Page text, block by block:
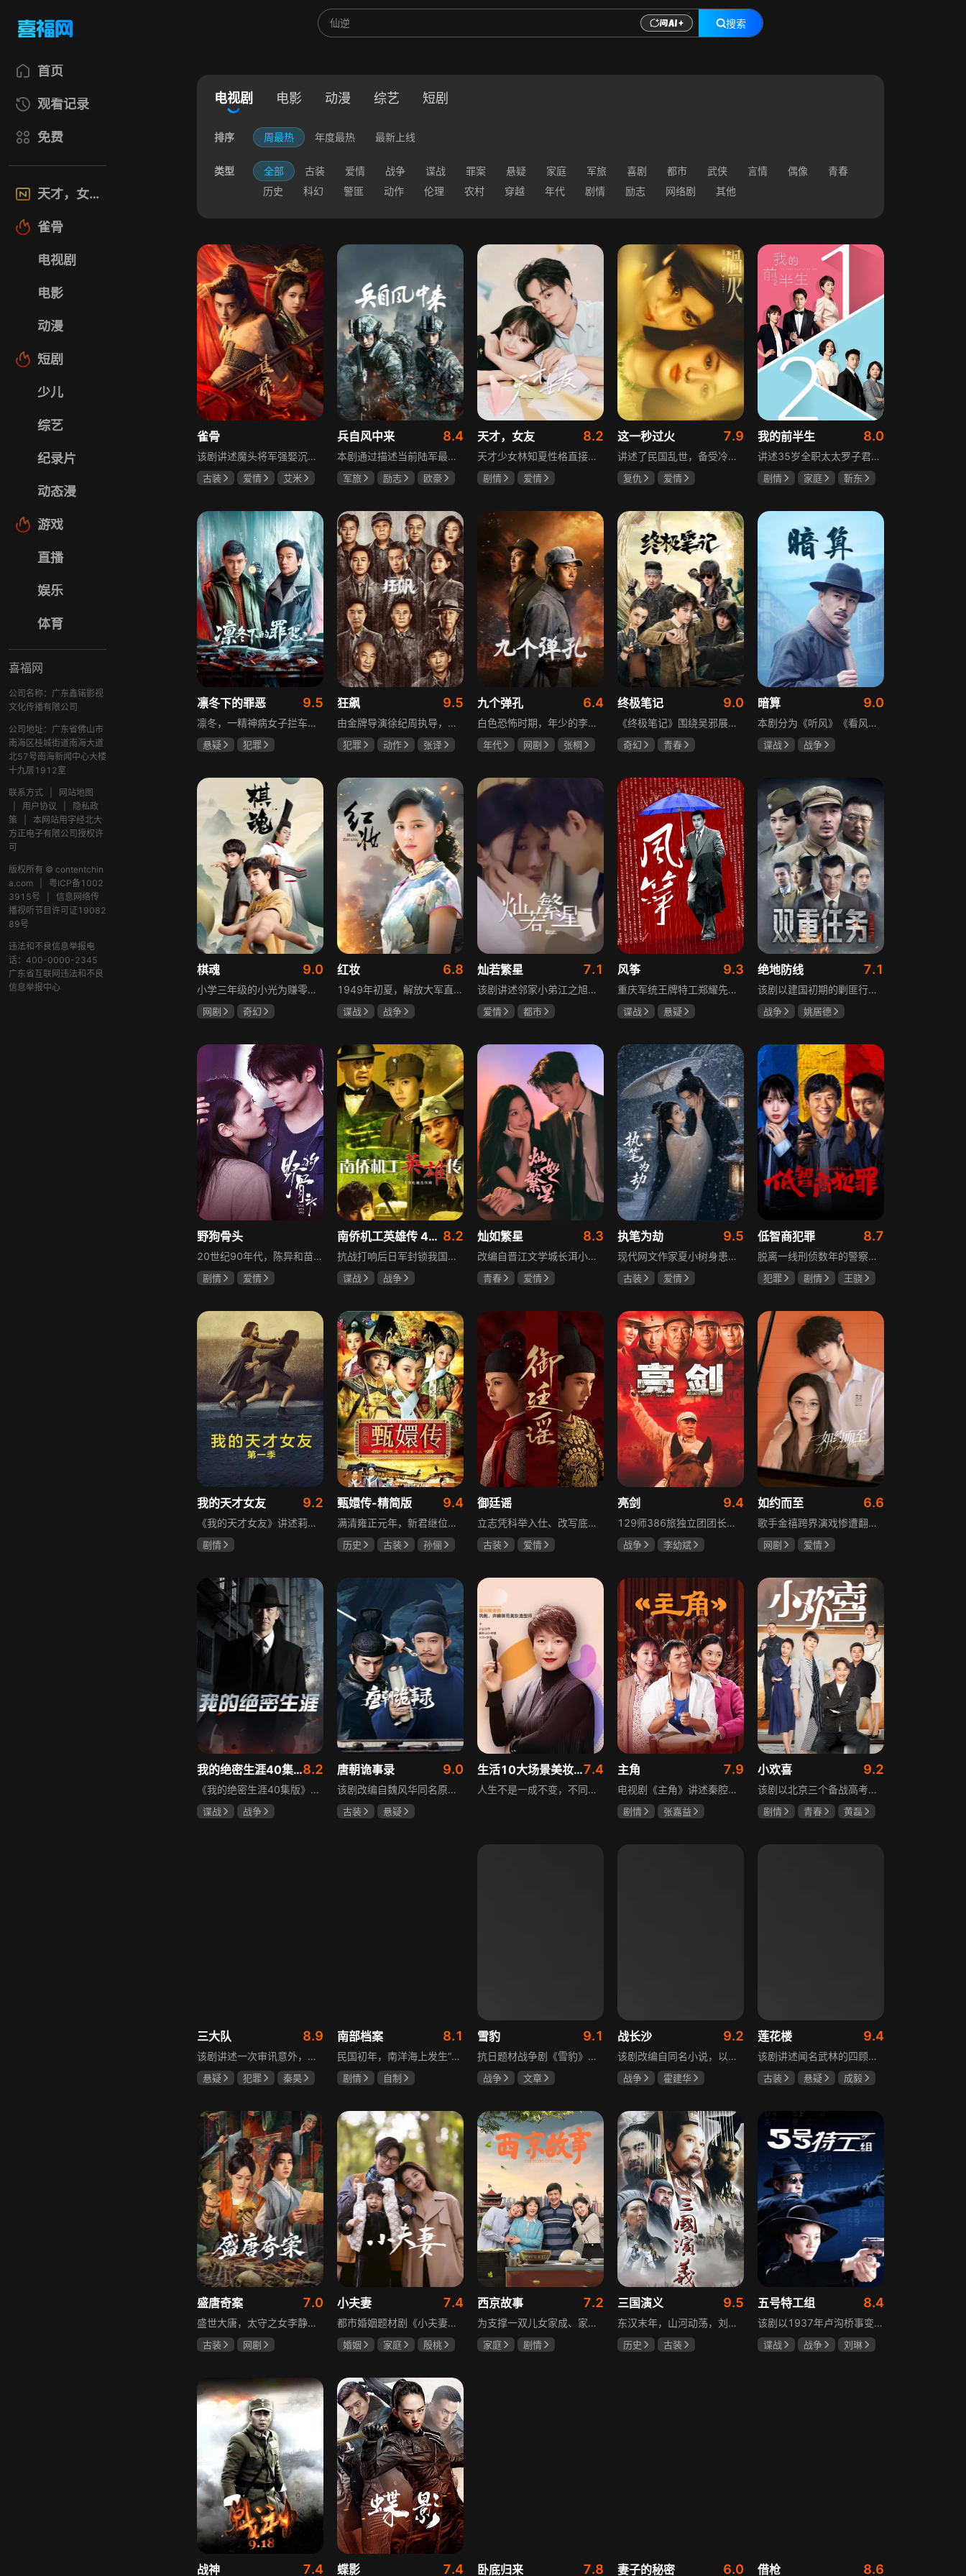
搜索
首页
观看记录
免费
天才，女友
雀骨
电视剧
电影
动漫
短剧
少儿
综艺
纪录片
动态漫
游戏
直播
娱乐
体育
喜福网
公司名称：广东鑫锘影视
文化传播有限公司
公司地址：广东省佛山市
南海区桂城街道南海大道
北57号南海新闻中心大楼
十九层1912室
联系方式
网站地图
用户协议
隐私政
策
本网站用字经北大
方正电子有限公司授权许
可
版权所有 © contentchin
a.com
粤ICP备1002
3915号
信息网络传
播视听节目许可证19082
89号
违法和不良信息举报电
话：400-0000-2345
广东省互联网违法和不良
信息举报中心
电视剧 电影 动漫 综艺 短剧
排序 周最热 年度最热 最新上线
类型 全部 古装 爱情 战争 谍战 罪案 悬疑 家庭 军旅 喜剧 都市 武侠 言情 偶像
青春
历史
科幻 警匪 动作 伦理 农村 穿越 年代 剧情 励志 网络剧 其他
雀骨
该剧讲述魔头将军强娶沉迷机关术的财迷假千金，两人从契约夫妻起步，在生死局中互扒马甲，爱意与杀意交织共生。过程中他们揭露朝堂阴谋，破解生死乱局，最终共同守护家国太平，融合了权谋、爱情、冒险等多重元素，情节跌宕起伏。
古装 爱情
艾米
兵自风中来 8.4
本剧通过描述当前陆军最具新型作战特色的特战、空突、侦察、信息等代表性兵种的官兵练兵备战，在历次实战演习中磨砺意志技能、逐渐形成新质作战能力等故事，反映了某集团军党委坚决落实习主席新时代强军思想，着眼打造一流陆军，谋划转型，大力推进战斗力建设的历史担当，浓缩了陆军官兵改革面前备战打仗矢志强军的铁血追求、展现了新时代陆军官兵积极投身军队转型的全新风貌，是一部融合备战打仗、青春成长励志、英雄主义传承，同时将军人荣誉、使命、爱情熔为一炉的军事题材正能量大剧。
军旅 励志
欧豪
天才，女友 8.2
天才少女林知夏性格直接、不善交际，从小没有好友。考入省一中后，她因解题比拼与性格阳光的学霸江逾白相识并成为同桌。作为社交达人的江逾白帮林知夏融入集体交到汤婷婷、段启言、沈负暄、金百慧等朋友，林知夏为表达感谢帮他补习功课，两人渐渐从竞争走向互助，最终成为最好的朋友。俩人还一同解决同学被骗、一起参加社团活动与省数学竞赛，在这个过程中，江逾白对林知夏感情渐深，但只把爱意埋在心里。林知夏被保送复旦后，江逾白准备在毕业之旅对她告白，却因母亲卷入诈骗案而遗憾离开，俩人最终能否冲破阻碍走到一起
剧情
爱情
这一秒过火 7.9
讲述了民国乱世，备受冷眼的世家少爷慕容清峄与饱受苦难的复仇孤女任素素阴差阳错结缘相识，却因误会含恨而别。两人再重逢，却身份错位，陷入爱恨交织的极限拉扯中。二人历经世事波折与生离死别，最后携手直面乱世危局。
复仇
爱情
我的前半生 8.0
讲述35岁全职太太罗子君因丈夫突然离婚陷入人生谷底，带孩子闯入社会，从安逸走向落魄。贺涵作为事业有成的精英，平静生活被罗子君打破，需应对各类突发状况。生活逼迫罗子君重拾骨气，贺涵也收获温暖，二人历经波折，罗子君实现自我成长，贺涵也找到人生新方向，展现都市女性蜕变与情感纠葛。
剧情 家庭
靳东
凛冬下的罪恶 9.5
凛冬，一精神病女子拦车报案，称丈夫杀人，刑警沈栋梁吴红兵由此揭开系列碎尸案真相。然而风浪未平，储蓄所抢劫杀人案，少女失踪案，流窜抢车案接连发生，沈栋梁与吴红兵追凶之际，竟牵出改变二人命运的人性悲剧。
悬疑
犯罪
狂飙 9.5
由金牌导演徐纪周执导，张译、张颂文、李一桐、张志坚、吴刚领衔主演，倪大红、韩童生、李建义特邀主演的中央政法委重点项目。一部扫黑除恶坚决斗争的回忆录，横跨20年的群像叙事全景式展现时代变迁下的黑白较量与复杂人性。
犯罪 动作
张译
九个弹孔 6.4
白色恐怖时期，年少的李智信家破人亡后投身革命武装，因作战有勇有谋获“小狼崽子”绰号。他长期率部孤悬敌后，与日寇、反动派对决，多次负伤仍不改初心。凭借坚韧意志，他从游击队员成长为新四军干部、解放军司令员，身上的九个弹孔是他践行革命誓言、见证成长的勋章。
年代 网剧
张桐
终极笔记 9.0
《终极笔记》围绕吴邪展开，他因好奇三叔经历，历险归来收神秘录像带后卷入阴谋，只身闯格尔木疗养院偶遇张起灵等六人组队，在西王母宫发现陨玉，却遇三叔失踪、张起灵失忆。众人寻记忆探张家古楼，因裘德考介入受阻，后联手霍老太再探遭意外，谜团未解，吴邪被迫伪装成三叔，剧情充满冒险与悬疑。
奇幻
青春
暗算 9.0
本剧分为《听风》《看风》和《捕风》三个篇章，三者在时间关系及故事上相对独立，又千丝万缕。听风，即无线电侦听者，是一群“靠耳朵打江山”的人，他们的耳朵可以听到天外之音、无声之音、秘密之音。看风，即密码破译的人，是一群“善于神机妙算”的人，他们的慧眼可以识破天机、释读天书、看阅无字之书。捕风，即我党地下工作者，在国民党大肆实施白色恐怖时期，他们是牺牲者更是战斗者，乔装打扮深入虎穴，迎风而战，为缔造共和国立下不朽的丰功伟业。
谍战
战争
棋魂 9.0
小学三年级的小光为赚零用钱到爷爷家寻宝，偶然翻出旧棋盘，接触棋盘的一瞬间，附身棋盘中的棋士褚嬴的灵魂进入了小光体内。后来小光在学校围棋会所结识少年天才小亮，为测试褚嬴实力，小光贸然与小亮对弈并小胜，他误以为褚嬴棋力平平，小亮却大受打击。数日后小亮再次挑战，再次惨败在褚嬴手下，二人从此成了相爱相杀的棋坛宿敌。在褚嬴指导下，小光进步神速，逐渐对围棋产生兴趣，最终在全国大赛与小亮激战中，褚嬴下出绝妙一局，小光却看出更高一着，终于在自己努力、褚嬴帮助和与小亮的磨练中，独立对弈，燃起真正的棋魂。
网剧
奇幻
红妆 6.8
1949年初夏，解放大军直抵上海，国民党国防部保密局的中共地下党员邓家骥奉命撤往台湾，其妻同为地下党的沈荷因临产被留在上海。新中国成立之初，面对敌特的破坏活动，斗争形势严峻，沈荷隐藏真实身份，继续与敌人展开新一轮斗争，在隐秘战线坚守信仰，为新政权的稳定默默奉献。
谍战
战争
灿若繁星 7.1
该剧讲述邻家小弟江之旭留学归来，竟成了夏千星的顶头上司。从小管着江之旭、事事压他一头的夏千星无法接受，两人互不服气，在公司内外明争暗斗。江之旭借职位刁难夏千星，夏千星则用姐姐身份压制他，然而夏千星不知道，江之旭拼尽全力坐上这个位子，就是为了陪在她身边保护她。
爱情
都市
风筝 9.3
重庆军统王牌特工郑耀先实为潜伏的中共特工“风筝”，上线牺牲后他与组织失联，解放后化名周志乾继续提供情报。身份证实后他仍协助破获特务案，三十年情报生涯中他遭敌人追杀、妻离子散，为国家牺牲是他的人生价值。
谍战
悬疑
绝地防线 7.1
该剧以建国初期的剿匪行动为背景，讲述中国人民解放军西线小分队追击黑山寺国民党残部的故事。小分队在执行任务过程中，严格遵照上级指示，既要完成军事目标，又全力保护沿途百姓的生命财产安全，同时对残部人员采取劝降与救治相结合的策略。最终，小分队成功控制了区域内的疫情，救出了愿意投诚的士兵，圆满完成了剿匪解救任务，展现了解放军的优良作风与使命担当。
战争
姚居德
野狗骨头
20世纪90年代，陈异和苗靖因父母相识结缘，从充满敌意到彼此依靠，后因家庭变故不得不相依为命。大学时苗靖告白，陈异却因纵火案逼她离开藤城。多年后重逢，陈异为保护苗靖以身入局，两人并肩对抗走私团伙，最终陈异告白，两人终成眷属。
剧情
爱情
南侨机工英雄传 43集版 8.2
抗战打响后日军封锁我国运输路线，神鼓滇缅公路撑起抗战后勤补给，因急缺司机和技工，三千余名南洋华侨毅然归国共赴国难。方家兄弟是典型代表，大哥方天海表面投靠日军实为中共地下工作者，委曲求全游走生死间；弟弟方千树从纨绔子弟成长为抗日战士。剧集以真实历史为背景，展现华侨爱国情怀与民族大义。
谍战
战争
灿如繁星 8.3
改编自晋江文学城长洱小说《狭路》，讲述心理学博士林晚星遭遇变故后返乡任教，邂逅顶级教练王法，带领垫底差生逆袭追梦的热血救赎故事。林晚星用“自由式”教育，培养少年们的独立人格，帮他们学会生活、融洽自我、发现所爱、勇于追求，诠释“不远狭路，终见光明”的成长内核。
青春
爱情
执笔为劫 9.5
现代网文作家夏小树身患绝症，临终前未能完成最后一部长篇小说，带着遗憾离世，却意外穿越进自己笔下的世界，成为书中的明月公主。夏小树步步为营，一次次改写危机。当夏小树耗尽预知，失去剧本掌控，她和萧景琰的命运急转直下。萧景琰被逼另娶他人，两人被迫私奔，却在曙光初现时遭遇追兵——夏小树中箭身亡，萧景琰抱着她痛不欲生。十年后，登基为帝的萧景琰在上元灯会上，遇见一个提着兔子灯的姑娘，与当年的明月一模一样……
古装
爱情
低智商犯罪 8.7
脱离一线刑侦数年的警察张一昂，因省厅匿名举报信被派往三江口调查。他刚到就遇刑警队长被害，洗清嫌疑时意外抓获连环杀人案凶手，迅速建立声望。张一昂锁定当地富商周荣团伙，蠢贼间勾心斗角的蝴蝶效应助警方屡建奇功，最终查明同僚遇害真相，让真凶落网。剧集以喜剧风格展现刑侦故事，充满黑色幽默。
犯罪 剧情
王骁
我的天才女友 9.2
《我的天才女友》讲述莉拉和莱侬这对好朋友的童年与少年时代。故事从友情开始，描绘女性友情的微妙变化——她们相互支持、妒忌和猜疑，又不断向外拓展，在与外部世界的试探中为自己塑形。莉拉聪明漂亮，莱侬羡慕她的天赋与决断力，两人都视对方为隐秘镜子，暗暗角力，展现女性成长中的复杂关系与自我探寻。
剧情
玛格丽塔·马祖可
甄嬛传-精简版 9.4
满清雍正元年，新君继位后朝堂看似祥和实则暗流涌动，后宫华妃与皇后分庭抗礼，各方势力裹挟其中凶险异常，太后主持选秀拉开帷幕，大理寺少卿甄远道长女甄嬛意外得雍正赏识步入皇宫，在皇后与华妃的夹击下，甄嬛小心周旋忍辱负重，不得不用智慧保护自己，一次次卷入残酷宫闱斗争。
历史 古装
孙俪
御廷谣
立志凭科举入仕、改写底层命运的孤女孟廷辉因意外结识微服私访的少年新帝英寡，二人联手铲除沙州官匪，英寡赏识其胆识智谋，暗中助力她赴京赶考。孟廷辉入京后遭科举舞弊构陷，凭智勇自证清白，被英寡破格任命为察闻院主事，清查虎啸帮、晚香阁等黑恶势力，逐步牵出血月会复国阴谋与朝堂权斗。二人从君臣知己渐生情愫，历经身世谜团、朝堂阻力与边境战乱，最终平定叛乱、整肃朝纲，携手共护江山万民。
古装
爱情
亮剑 9.4
129师386旅独立团团长李云龙敢想敢干、不按规矩办事，脾气火爆性格直爽，带领独立团展现出敢于拼杀的劲头，接连击败坂田连队、山崎大队、山本部队，名声大噪却因屡次犯规遭贬斥。抗战时期他与国军358团团长楚云飞惺惺相惜，徐蚌会战中一较高下双双重伤，养病期间李云龙与护士田雨相恋，两人及亲人战友历经国家沧桑巨变。
战争
李幼斌
如约而至 6.6
歌手金禧跨界演戏惨遭翻车，全网群嘲演技拉胯！不服输的他另辟蹊径，转行试水音乐剧，誓要逆袭打脸。机缘巧合下，他对高冷硬核的金牌音乐剧导演宁瑾一见心动，两人意外留下暧昧一吻，转头试镜现场再度狭路相逢。 宁瑾本就抵触偶像跨界，对半路空降的流量新人金禧百般严苛，花式魔鬼训练轮番上线。金禧顶住剧团前辈排挤、同行暗算、舆论刁难等重重危机，日夜苦练打磨演技，慢慢褪去偶像光环、解锁真实自我，一点点打动高冷导演和剧团众人。 一路走来，二人历经误会争执、事业危机、亲情心结、分手磨合多重考验，在并肩拯救濒临倒闭的剧团、携手打磨《倩女幽魂》剧目、共渡舞台难关的过程中，情愫渐生、双向治愈。最终剧目首演大获成功，叛逆
网剧
爱情
我的绝密生涯40集版8.2
《我的绝密生涯40集版》以1931年东北为背景，苏联特使引发暗杀行动，商人关郁达卷入被重伤失踪，妻子谭梓君带家人在新京安顿。八年后关郁达打入日本特务机关为我党提供情报，与谭梓君相遇却因身份不能相认，谭梓君心中充满怀疑。
谍战
战争
唐朝诡事录 9.0
该剧改编自魏风华同名原著，讲述繁华大唐盛世下发生的一系列奇闻异事。长安金吾卫中郎将卢凌风与狄公亲传弟子苏无名携手，共破《长安红茶》《石桥图》等九个诡异案件，从新娘失踪案到宫廷秘闻，从朝堂到乡间，他们在破案过程中相互了解，逐渐成长，共同守护苍生，担负起挽救社稷于危急的使命。
古装
悬疑
生活10大场景美妆秘籍7.4
人生不是一成不变，不同的场合不同的角色，适宜的妆容造型往往能帮助人们建立自信、破冰社交，开启一个良好开端，做到事半功倍。姜月辉老师亲自打造的《10大生活场景角色妆容课程》，将针对不同的生活场景和角色需求，教授相应的妆容造型技巧，让学员轻松驾驭每个人生角色，打造出适合自己的妆容，提升个人形象和气质。
主角 7.9
电视剧《主角》讲述秦腔名伶忆秦娥阴差阳错被舅舅胡三元带入剧团，历经近半个世纪兴衰起伏，从牧羊女成长为一代秦腔名伶的故事，剧集以秦腔发展为脉络映射大历史起落，反映中国社会四十年变迁中普通人的情感生活与命运，展现传统艺术传承与时代变迁的交织。
剧情
张嘉益
小欢喜 9.2
该剧以北京三个备战高考的家庭为核心，讲述童文洁与方一凡、宋倩与乔英子、季胜利与季杨杨这几组亲子，在升学压力下，围绕成绩、陪伴、沟通等问题产生的矛盾与磨合，展现了中年家长与青春期孩子共同成长的温馨故事。
剧情 青春
黄磊
三大队 8.9
该剧讲述一次审讯意外，三大队刑警程兵入狱服刑，队友受牵连脱警、降职，曾经的警界精英三大队分崩离析。十年牢狱，程兵重获自由，失去一切，而案件的犯罪嫌疑人王大勇依旧在逃。穿一天警服，终身是正义，不甘化作执着，利刃再次出鞘，程兵和三大队的兄弟重新集结踏上追凶之路，在孤独漫长的旅途中配合警方千里追凶，也在这苦行僧一样的历程中重新找到人生的坐标和生命的意义。本片根据原载于“网易人间”作者深蓝的《请转告局长，三大队任务完成》改编。
悬疑 犯罪
秦昊
南部档案 8.1
民国初年，南洋海上发生“水鬼望乡”离奇命案，张家外派调查神秘事务的南部档案馆坐办张海盐、张海虾二人搭档亲往调查，却意外卷入了一个用于猎杀海外张家人的绝命死局。张海虾以自己的死谋局求解，送张海盐上了“南安号”巨轮回厦城以图他能够有一线生机，但这趟波澜诡谲的航程似乎才刚刚起航，一手遮天的军阀大佬、单纯执着的少年账房、还有十年未见的至亲故人……张海盐独自面对着接踵而至的意外，而当他踏上厦城的那一刻，真正属于两个少年的命运才初初开始转动。
剧情
自制
雪豹 9.1
抗日题材战争剧《雪豹》讲述抗日女学生陈怡是一个在革命道路上逐渐成长起来的优秀青年。从慷慨激昂的热血学生，到成熟稳重的革命战士，甚至执行任务的时候还要扮演性格大胆奔放的交际花，打入到敌人内部获取情报。在做情报工作时，与搭档张楚扮假夫妻，多次身陷险境命悬一线。周卫国原本是一名玩世不恭的富家子弟，却不乏热血，抗战时为了保护初恋女友，举枪杀了一名日本人，由此改名换姓走上了革命道路，从国民党中央军校到德国军校，再到回国创建中国第一支特战部队，成为了一个真正的传奇英雄。
战争
文章
战长沙 9.2
该剧改编自同名小说，以中国近代史上著名的“长沙会战”为背景，借由长沙城一户普通胡姓人家在战争中的命运浮沉，展现战火的无情以及在日军铁蹄侵略下中华儿女奋起抗战的不屈精神。1938年10月日军攻陷武汉，长沙危在旦夕，城中茶园巷的胡家人在孙女婿薛君山的支持下，为最宠爱的龙凤胎湘湘和小满安排退路。薛君山先将湘湘介绍给留洋归来保卫长沙的顾清明，可惜二人一见面便势同水火，薛君山只好另选人家。湘湘订婚当日，蒋介石密令火烧长沙，因指挥失当酿成巨大灾难，繁华古城毁于一旦，很多人包括湘湘的未婚夫一家被活活烧死。焦土上，各地英雄儿女齐聚长沙，和湖南人民一起阻挡敌人铁蹄，胡家人也在劫难中演绎了一幕幕悲欢离合。
战争
霍建华
莲花楼 9.4
该剧讲述闻名武林的四顾门门主李相夷在一次大战后身受重伤，从此退隐江湖成为淡泊名利的“假神医”李莲花。他遇到新交方多病与旧敌笛飞声后，重新卷入江湖。江湖暗流涌动，疑团扑朔迷离，抽丝剥茧方能断出真相，一段荡气回肠的侠义情即将热血展开，展现了侠义、探案与江湖恩怨交织的精彩故事。
古装 悬疑
成毅
盛唐奇案 7.0
盛世大唐，太守之女李静澜天赋异禀，擅验尸断案，与神秘“鬼探”决明、武艺高强的捕快苏御安联手追凶，揭开一桩桩离奇悬案：双生姐妹的生死置换、跨越十七年的书生冤案、雅集会上的连环仪式杀人等。在迷雾与鲜血中，李静澜与决明暗生情愫，彼此扶持，坚守心中正道，挣脱宿命桎梏。盛世灯火之下，他们以智慧与勇气涤荡污浊，书写下一段守护正义与清明的传奇。
古装
网剧
小夫妻 7.4
都市婚姻题材剧《小夫妻》围绕经营十年婚姻的周全与车莉展开，原本家庭美满的二人突遭变故：周全怀才不遇还意外被裁员，车莉则被迫赶鸭子上架仓促创业，不可预期的生活变动让他们的婚姻陷入僵局。而立之年的两人，在现实压力与情感拉扯中挣扎，面临诸多矛盾与考验，他们能否重新调整生活节奏，修复婚姻关系，回到幸福生活的轨道，是该剧的核心看点。
婚姻 家庭
殷桃
西京故事 7.2
为支撑一双儿女家成、家秀的“求学大业”，一家之主罗天福携妻子慧娟进了西京城。在西京城里，罗天福见证了身边的小人物们在大城市的生存之难，自身也经历了种种艰辛：饼铺生意屡屡受挫，妻子慧娟不满他“固执守旧”的经营方式闹起分居，儿子家成无法适应从乡村到城市的生活状况不断离校出走，重重打击不断袭来，使他头一次对自己坚守多年的人生观和价值观产生怀疑。自己这样做究竟是对是错，城市是不是真的不适合他这种“坚持老一套”的人生存。女儿家秀的支持鼓励使罗天福重拾信心，那些曾经接受罗天福帮助的人也反过来帮助他，纠缠不清的矛盾随之一一化解。罗家人终于在西京这座大城扎下了根，向着美好的未来继续前行。该剧围绕农村家庭在城市的奋斗历程展开，展现了小人物的坚韧与善良，充满了励志色彩与现实关怀。
家庭
剧情
三国演义 9.5
东汉末年，山河动荡，刘汉王朝气数将尽。内有十常侍颠倒黑白、祸乱朝纲，外有张氏兄弟高呼“苍天已死，黄巾当立”的口号，掀起浩大的农民起义，一时间狼烟四起，刘家朝廷宛如大厦将倾，岌岌可危。正所谓乱世出英雄，曹操、公孙瓒、袁术、袁绍、吕布、刘备、孙策、关羽、张飞、诸葛亮等各路豪杰不断涌现，从群雄逐鹿到赤壁之战，从魏蜀吴三国鼎立到三分归一统，波澜壮阔的三国时代的大幕缓缓拉开，本片根据中国古典名著《三国演义》改编。
历史
古装
五号特工组 8.4
该剧以1937年卢沟桥事变后的上海为背景，讲述中共地下党员欧阳剑平召集海外同学组成特工组的故事。组员涵盖情报、密码、爆破、神偷等领域人才，他们以法租界上流社会身份为掩护，与日军特高课、汪伪76号等势力展开较量，屡屡涉险却最终完成任务。剧集以真实史料为基础，展现了抗日时期地下工作者的智勇无畏与家国情怀。
谍战 战争
刘琳
战神 7.4 蝶影 7.4 卧底归来 7.8 妻子的秘密 6.0 借枪 8.6